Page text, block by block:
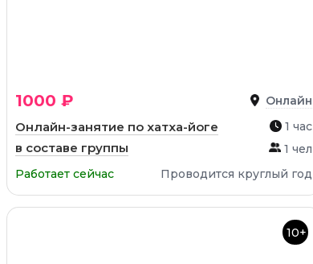
1000 ₽ Онлайн
Онлайн-занятие по хатха-йоге
в составе группы
1 час
1 чел
Работает сейчас
Проводится круглый год
10+